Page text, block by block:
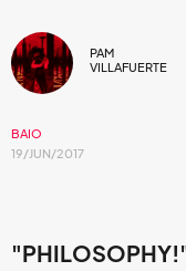
PAM
VILLAFUERTE
BAIO
19/JUN/2017